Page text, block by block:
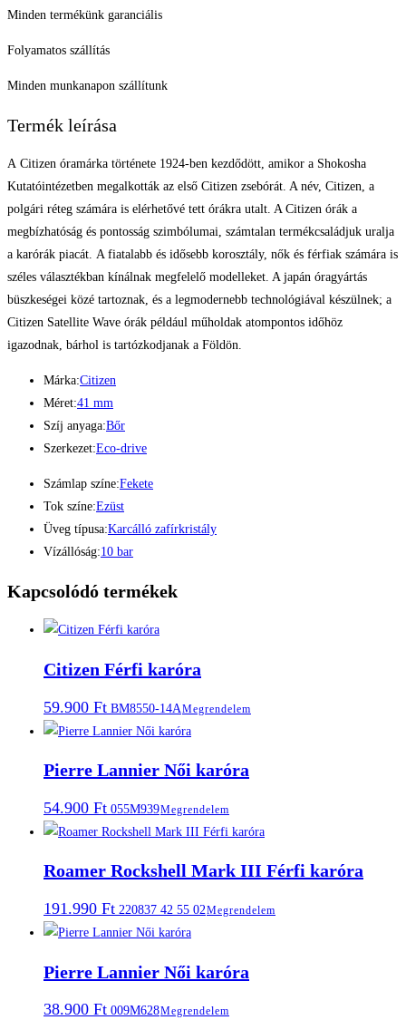
Minden termékünk garanciális
Folyamatos szállítás
Minden munkanapon szállítunk
Termék leírása
A Citizen óramárka története 1924-ben kezdődött, amikor a Shokosha
Kutatóintézetben megalkották az első Citizen zsebórát. A név, Citizen, a
polgári réteg számára is elérhetővé tett órákra utalt. A Citizen órák a
megbízhatóság és pontosság szimbólumai, számtalan termékcsaládjuk uralja
a karórák piacát. A fiatalabb és idősebb korosztály, nők és férfiak számára is
széles választékban kínálnak megfelelő modelleket. A japán óragyártás
büszkeségei közé tartoznak, és a legmodernebb technológiával készülnek; a
Citizen Satellite Wave órák például műholdak atompontos időhöz
igazodnak, bárhol is tartózkodjanak a Földön.
Márka:Citizen
Méret:41 mm
Szíj anyaga:Bőr
Szerkezet:Eco-drive
Számlap színe:Fekete
Tok színe:Ezüst
Üveg típusa:Karcálló zafírkristály
Vízállóság:10 bar
Kapcsolódó termékek
Citizen Férfi karóra
59.900 Ft BM8550-14AMegrendelem
Pierre Lannier Női karóra
54.900 Ft 055M939Megrendelem
Roamer Rockshell Mark III Férfi karóra
191.990 Ft 220837 42 55 02Megrendelem
Pierre Lannier Női karóra
38.900 Ft 009M628Megrendelem